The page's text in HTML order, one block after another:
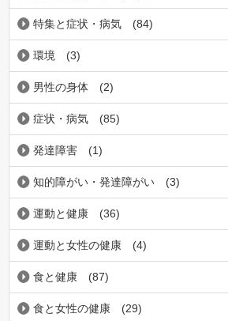
特集と症状・病気 (84)
環境 (3)
男性の身体 (2)
症状・病気 (85)
発達障害 (1)
知的障がい・発達障がい (3)
運動と健康 (36)
運動と女性の健康 (4)
食と健康 (87)
食と女性の健康 (29)